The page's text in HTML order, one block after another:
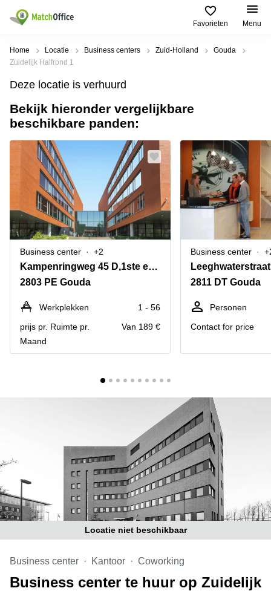
Favorieten Menu
Huren / Verhuren
Productpagina's
Kantoorruimten
Business
Flexplekken
Coworking
Spaces
Vergaderruimten
Virtueel
Kantoor
Bedrijfsruimte
Populaire
Steden
Alkmaar
Oost
Amsterdam
Westpoort
Bergen
op
Zoom
Amersfoort
Breda
Hengelo
Hilversum
Hoofddorp
Deventer
Populaire
zoekopdrachten
Kantoorruimte
in Breda
Kantoor
huren
Bergen
Zoom
Kantoor
huren
Tiel
Kantoor
huren
Reeuwijk
Business
Arnhem
Haag
Coworking
space
Breda
Coworking
in Arnhem
Help
Over ons
Voeg je kantoorruimte toe
Huurprijs
Log in
Home Locatie Business centers Zuid-Holland
Gouda
Zuidelijk Halfrond 1
Deze locatie is verhuurd
Bekijk hieronder vergelijkbare
beschikbare panden:
Business center +2
Kampenringweg 45 D,1ste en 5de verdieping
2803 PE Gouda
Werkplekken
1 - 56
prijs pr. Ruimte pr.
Maand
Van 189 €
Business center
2811 DT Gouda
Personen
Contact for price
Locatie niet beschikbaar
Business center Kantoor Coworking
Business center te huur op Zuidelijk